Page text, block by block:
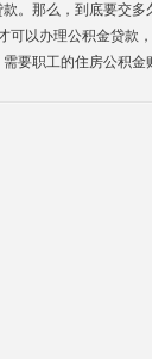
。那么，到底要交
办理公积金贷款，
要职工的住房公积金